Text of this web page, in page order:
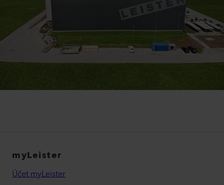
myLeister
Účet myLeister